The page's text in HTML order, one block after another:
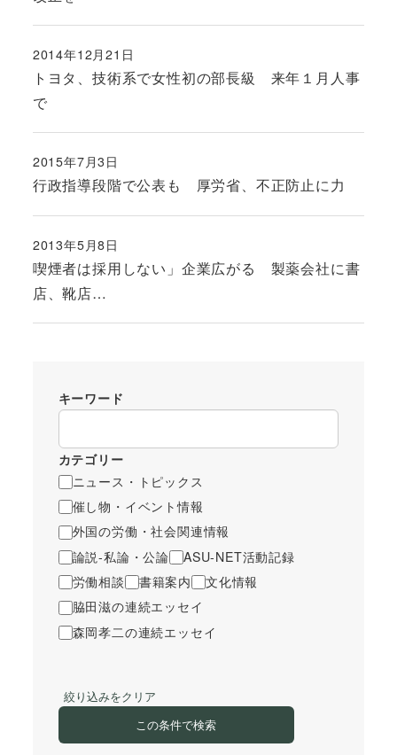
トヨタ、技術系で女性初の部長級 来年１月人事
で
投稿日
2014年12月21日
行政指導段階で公表も 厚労省、不正防止に力
投稿日
2015年7月3日
喫煙者は採用しない」企業広がる 製薬会社に書
店、靴店…
投稿日
2013年5月8日
キーワード
カテゴリー
ニュース・トピックス
催し物・イベント情報
外国の労働・社会関連情報
論説-私論・公論
ASU-NET活動記録
労働相談
書籍案内
文化情報
脇田滋の連続エッセイ
森岡孝二の連続エッセイ
絞り込みをクリア
この条件で検索